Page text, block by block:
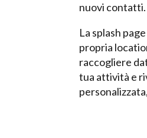
nuovi contatti.
La splash
propria
raccogliere
tua attività e